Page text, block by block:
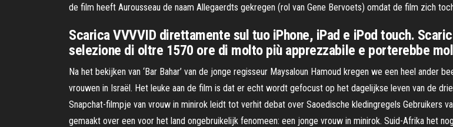
de film heeft Aurousseau de naam Allegaerdts gekregen (rol van Gene Bervoets) omdat de film zich
Scarica VVVVID direttamente sul tuo iPhone, iPad e iPod touch.
selezione di oltre 1570 ore di molto più apprezzabile e porterebbe
Na het bekijken van ‘Bar Bahar’ van de jonge regisseur Maysaloun Hamoud kregen we een heel ander
vrouwen in Israël. Het leuke aan de film is dat er echt wordt gefocust op het dagelijkse leven van de
Snapchat-filmpje van vrouw in minirok leidt tot verhit debat over Saoedische kledingregels Gebruikers
gemaakt over een voor het land ongebruikelijk fenomeen: een jonge vrouw in minirok. Suid-Afrika het